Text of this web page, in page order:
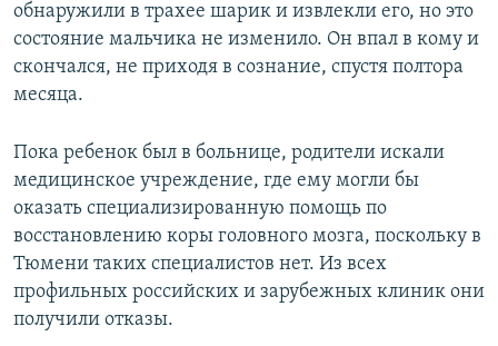
обнаружили в трахее шарик и извлекли его, но это
состояние мальчика не изменило. Он впал в кому и
скончался, не приходя в сознание, спустя полтора
месяца.
​Пока ребенок был в больнице, родители искали
медицинское учреждение, где ему могли бы
оказать специализированную помощь по
восстановлению коры головного мозга, поскольку в
Тюмени таких специалистов нет. Из всех
профильных российских и зарубежных клиник они
получили отказы.